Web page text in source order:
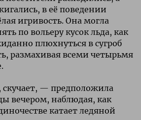
в её поведении
игривость. Она могла
по вольеру кусок льда, как
плюхнуться в сугроб
размахивая всеми четырьмя
скучает, — предположила
вечером, наблюдая, как
катает ледяной